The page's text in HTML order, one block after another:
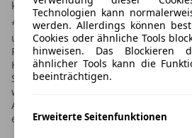
keine Gewähr für die Richtigkeit der
* Weitere Informationen zum
und den offiziellen spezifischen
Personenkraftwagen können dem
Kraftstoffverbrauch, die CO2-
Stromverbrauch neuer
werden, der an allen Verkaufsstellen
Automobil Treuhand GmbH unter
erhältlich ist.
Technologien kann
werden. Allerdings können
Cookies oder ähnliche Tools
hinweisen. Das Blockieren
ähnlicher Tools kann die
beeinträchtigen.
Erweiterte Seitenfunktionen